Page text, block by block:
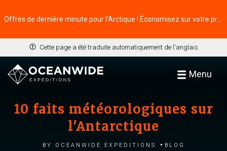
Cette page a été traduite automatiquement de l'anglais
Menu
10 faits météorologiques sur
l'Antarctique
by Oceanwide Expeditions Blog